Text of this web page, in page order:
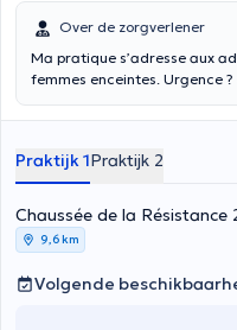
Over de zorgverlener
Ma pratique s’adresse aux
femmes enceintes. Urgence
Praktijk 1Praktijk 2
Chaussée de la Résistance
9,6 km
Volgende